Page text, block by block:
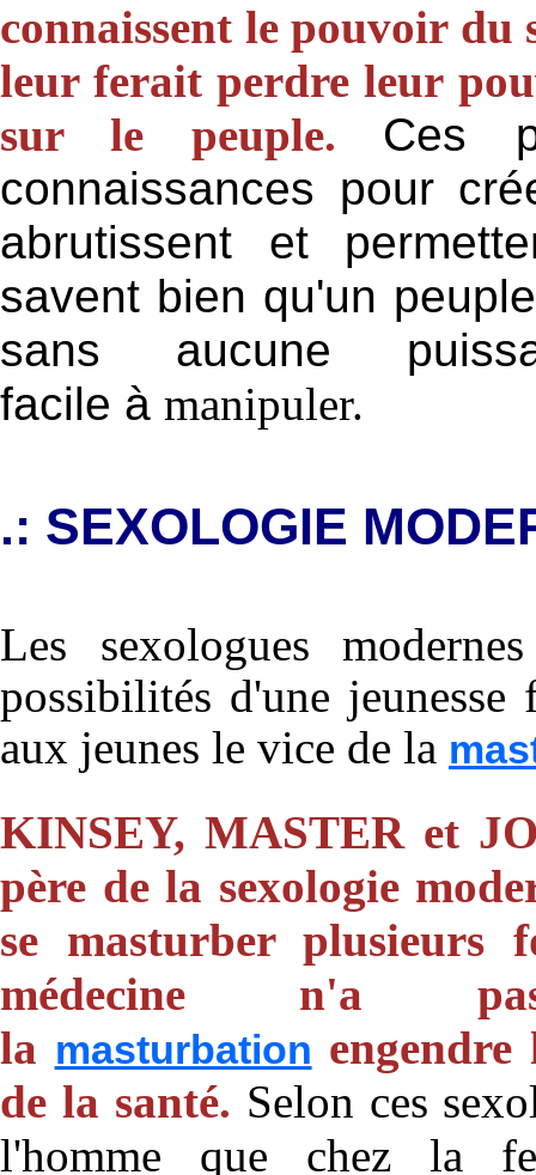
connaissent le pouvoir du
leur ferait perdre leur
sur le peuple.
Ces
connaissances pour
abrutissent et
savent bien qu'un
sans aucune
facile à manipuler.
.: SEXOLOGIE
Les sexologues
possibilités d'une
aux jeunes le vice de la
KINSEY, MASTER et
père de la sexologie
se masturber
médecine n'a
la masturbation
de la santé. Selon ces
l'homme que chez la